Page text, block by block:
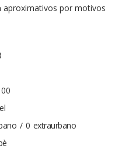
por motivos
/ 0 extraurbano